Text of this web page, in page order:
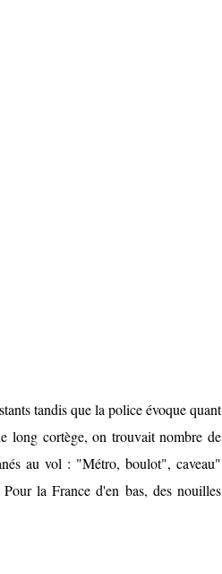
tandis que la police évoque quant
long cortège, on trouvait nombre de
au vol : "Métro, boulot", caveau"
la France d'en bas, des nouilles